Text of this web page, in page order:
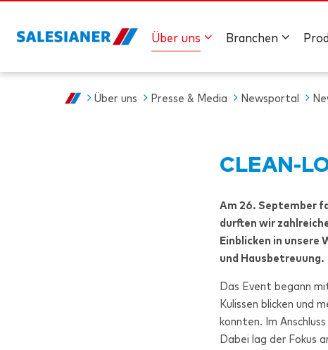
Über uns Branchen
Über uns Presse & Media Newsportal
CLEAN-
Am 26. September
durften wir
Einblicken in unsere
und Hausbetreuung.
Das Event begann
Kulissen blicken und
konnten. Im
Dabei lag der Fokus